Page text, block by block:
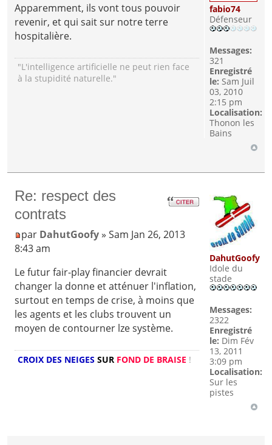
Apparemment, ils vont tous pouvoir
revenir, et qui sait sur notre terre
hospitalière.
"L'intelligence artificielle ne peut rien face
à la stupidité naturelle."
fabio74
Défenseur
Messages:
321
Enregistré
le: Sam Juil
03, 2010
2:15 pm
Localisation:
Thonon les
Bains
Re: respect des
contrats
par DahutGoofy» Sam Jan 26, 2013
8:43 am
Le futur fair-play financier devrait
changer la donne et atténuer l'inflation,
surtout en temps de crise, à moins que
les agents et les clubs trouvent un
moyen de contourner lze système.
CROIX DES NEIGES SUR FOND DE BRAISE !
DahutGoofy
Idole du
stade
Messages:
2322
Enregistré
le: Dim Fév
13, 2011
3:09 pm
Localisation:
Sur les
pistes